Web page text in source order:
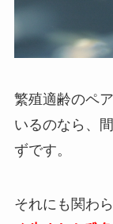
繁殖適齢のペ
いるのなら、
ずです。
それにも関わ